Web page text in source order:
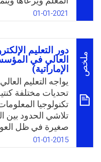
ببناء تصور يهدف
الجامعة.
تعدها وزارة
المؤسسات التربوية
العبدالله. ويُقصد
بمتطلبات مهنة
تبعاتها والإحسان
أدائها. وباعتبار أن
أشد الحاجة إلى
إحداث التنمية
أنه لم تجر أية
التدريبية التي
العبدالله لتنمية
المهنة جاءت هذه
01-01-2021
ملخص
دور التعليم
العالي في
الإماراتية)
يواجه التعليم
تحديات مختلفة
تكنولوجيا
تلاشي الحدود بين
صغيرة في ظل
وفي ضوء ذلك زاد
الجودة والعمل
01-01-2015